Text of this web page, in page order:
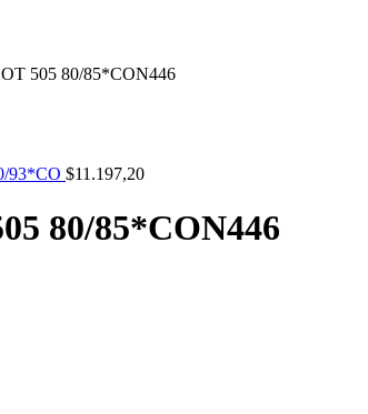
505 80/85*CON446
93*CO $11.197,20
80/85*CON446